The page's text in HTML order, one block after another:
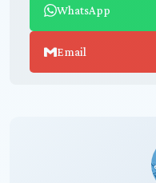
WhatsApp
Email